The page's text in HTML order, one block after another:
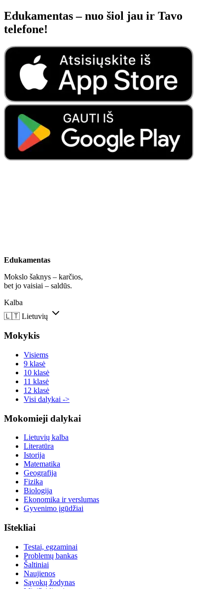
Edukamentas – nuo šiol jau ir Tavo
telefone!
Edukamentas
Mokslo šaknys – karčios,
bet jo vaisiai – saldūs.
Kalba
🇱🇹 Lietuvių
Mokykis
Visiems
9 klasė
10 klasė
11 klasė
12 klasė
Visi dalykai ->
Mokomieji dalykai
Lietuvių kalba
Literatūra
Istorija
Matematika
Geografija
Fizika
Biologija
Ekonomika ir verslumas
Gyvenimo įgūdžiai
Ištekliai
Testai, egzaminai
Problemų bankas
Šaltiniai
Naujienos
Sąvokų žodynas